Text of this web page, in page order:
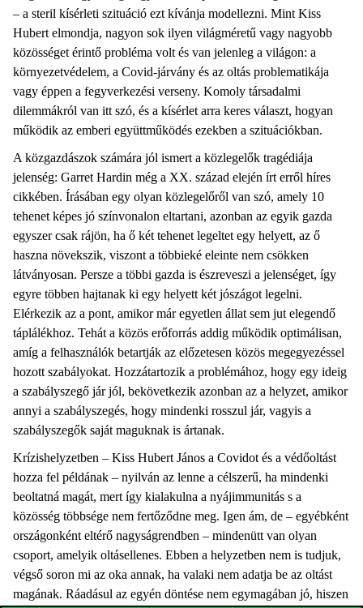
– a steril kísérleti szituáció ezt kívánja modellezni. Mint Kiss
Hubert elmondja, nagyon sok ilyen világméretű vagy nagyobb
közösséget érintő probléma volt és van jelenleg a világon: a
környezetvédelem, a Covid-járvány és az oltás problematikája
vagy éppen a fegyverkezési verseny. Komoly társadalmi
dilemmákról van itt szó, és a kísérlet arra keres választ, hogyan
működik az emberi együttműködés ezekben a szituációkban.
A közgazdászok számára jól ismert a közlegelők tragédiája
jelenség: Garret Hardin még a XX. század elején írt erről híres
cikkében. Írásában egy olyan közlegelőről van szó, amely 10
tehenet képes jó színvonalon eltartani, azonban az egyik gazda
egyszer csak rájön, ha ő két tehenet legeltet egy helyett, az ő
haszna növekszik, viszont a többieké eleinte nem csökken
látványosan. Persze a többi gazda is észreveszi a jelenséget, így
egyre többen hajtanak ki egy helyett két jószágot legelni.
Elérkezik az a pont, amikor már egyetlen állat sem jut elegendő
táplálékhoz. Tehát a közös erőforrás addig működik optimálisan,
amíg a felhasználók betartják az előzetesen közös megegyezéssel
hozott szabályokat. Hozzátartozik a problémához, hogy egy ideig
a szabályszegő jár jól, bekövetkezik azonban az a helyzet, amikor
annyi a szabályszegés, hogy mindenki rosszul jár, vagyis a
szabályszegők saját maguknak is ártanak.
Krízishelyzetben – Kiss Hubert János a Covidot és a védőoltást
hozza fel példának – nyilván az lenne a célszerű, ha mindenki
beoltatná magát, mert így kialakulna a nyájimmunitás s a
közösség többsége nem fertőződne meg. Igen ám, de – egyébként
országonként eltérő nagyságrendben – mindenütt van olyan
csoport, amelyik oltásellenes. Ebben a helyzetben nem is tudjuk,
végső soron mi az oka annak, ha valaki nem adatja be az oltást
magának. Ráadásul az egyén döntése nem egymagában jó, hiszen